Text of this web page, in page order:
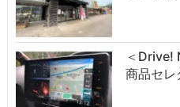
＜Drive!
商品セ